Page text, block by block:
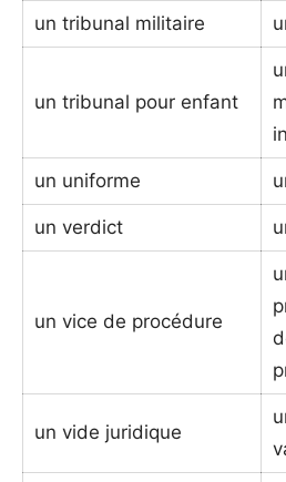
un tribunal militaire
un tribunal pour enfant
un uniforme
un verdict
un vice de procédure
un vide juridique